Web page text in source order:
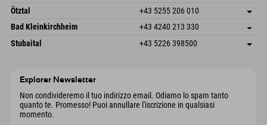
Austria
Prenotazione
Freizeitpark 10
4573 Hinterstoder
Austria
Salva indirizzo
Informazioni sull'arrivo
Prenotazione
Ötztal +43 5255 206 010
Gscheat 14
Austria
Salva indirizzo
Prenotazione
Bad Kleinkirchheim +43 4240 213 330
Dorfstraße 24
9546 Bad Kleinkirchheim
Salva indirizzo
Informazioni sull'arrivo
Stubaital +43 5226 398500
Explorer Newsletter
Non condivideremo il tuo indirizzo email. Odiamo lo spam tanto
quanto te. Promesso! Puoi annullare l'iscrizione in qualsiasi
momento.